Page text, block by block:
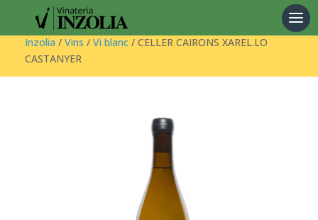
Products
search
Inzolia / Vins / Vi blanc / CELLER CAIRONS XAREL.LO
CASTANYER